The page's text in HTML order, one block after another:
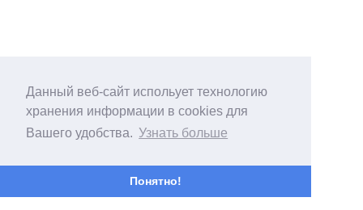
Данный веб-сайт испольует технологию
хранения информации в cookies для
Вашего удобства. Узнать больше
Понятно!